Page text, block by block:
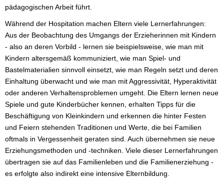
pädagogischen Arbeit führt.
Während der Hospitation machen Eltern viele Lernerfahrungen:
Aus der Beobachtung des Umgangs der Erzieherinnen mit Kindern
- also an deren Vorbild - lernen sie beispielsweise, wie man mit
Kindern altersgemäß kommuniziert, wie man Spiel- und
Bastelmaterialien sinnvoll einsetzt, wie man Regeln setzt und deren
Einhaltung überwacht und wie man mit Aggressivität, Hyperaktivität
oder anderen Verhaltensproblemen umgeht. Die Eltern lernen neue
Spiele und gute Kinderbücher kennen, erhalten Tipps für die
Beschäftigung von Kleinkindern und erkennen die hinter Festen
und Feiern stehenden Traditionen und Werte, die bei Familien
oftmals in Vergessenheit geraten sind. Auch übernehmen sie neue
Erziehungsmethoden und -techniken. Viele dieser Lernerfahrungen
übertragen sie auf das Familienleben und die Familienerziehung -
es erfolgte also indirekt eine intensive Elternbildung.